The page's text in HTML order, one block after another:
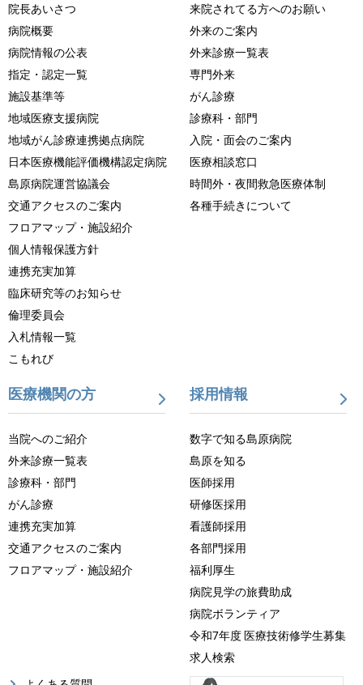
院長あいさつ
病院概要
病院情報の公表
指定・認定一覧
施設基準等
地域医療支援病院
地域がん診療連携拠点病院
日本医療機能評価機構認定病院
島原病院運営協議会
交通アクセスのご案内
フロアマップ・施設紹介
個人情報保護方針
連携充実加算
臨床研究等のお知らせ
倫理委員会
入札情報一覧
こもれび
来院されてる方へのお願い
外来のご案内
外来診療一覧表
専門外来
がん診療
診療科・部門
入院・面会のご案内
医療相談窓口
時間外・夜間救急医療体制
各種手続きについて
医療機関の方
当院へのご紹介
外来診療一覧表
診療科・部門
がん診療
連携充実加算
交通アクセスのご案内
フロアマップ・施設紹介
採用情報
数字で知る島原病院
島原を知る
医師採用
研修医採用
看護師採用
各部門採用
福利厚生
病院見学の旅費助成
病院ボランティア
令和7年度 医療技術修学生募集
求人検索